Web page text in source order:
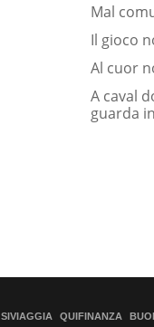
Mal
Il gioco
Al cuor
A caval
guarda
SIVIAGGIA QUIFINANZA